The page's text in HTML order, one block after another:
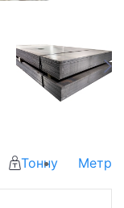
Тонну Метр